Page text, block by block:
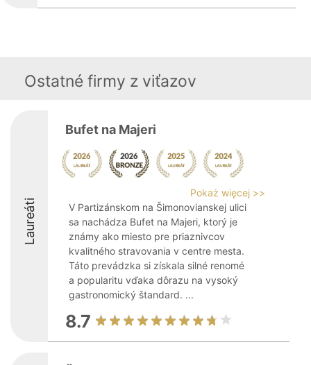
Ostatné firmy z viťazov
Laureáti
Bufet na Majeri
Pokaż więcej >>
V Partizánskom na Šimonovianskej ulici
sa nachádza Bufet na Majeri, ktorý je
známy ako miesto pre priaznivcov
kvalitného stravovania v centre mesta.
Táto prevádzka si získala silné renomé
a popularitu vďaka dôrazu na vysoký
gastronomický štandard. ...
8.7